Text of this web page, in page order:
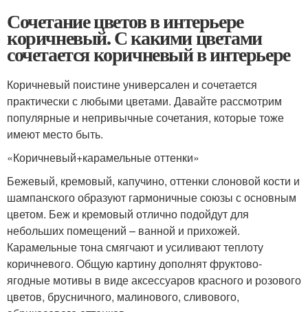
Сочетание цветов в интерьере
коричневый. С какими цветами
сочетается коричневый в интерьере
Коричневый поистине универсален и сочетается
практически с любыми цветами. Давайте рассмотрим
популярные и непривычные сочетания, которые тоже
имеют место быть.
«Коричневый+карамельные оттенки»
Бежевый, кремовый, капучино, оттенки слоновой кости и
шампанского образуют гармоничные союзы с основным
цветом. Беж и кремовый отлично подойдут для
небольших помещений – ванной и прихожей.
Карамельные тона смягчают и усиливают теплоту
коричневого. Общую картину дополнят фруктово-
ягодные мотивы в виде аксессуаров красного и розового
цветов, брусничного, малинового, сливового,